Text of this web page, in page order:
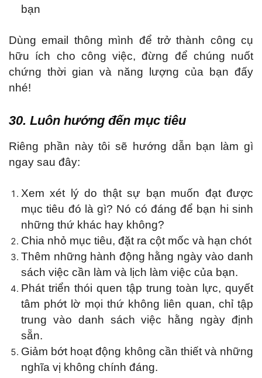
bạn
Dùng email thông mình để trở thành công cụ
hữu ích cho công việc, đừng để chúng nuốt
chứng thời gian và năng lượng của bạn đấy
nhé!
30. Luôn hướng đến mục tiêu
Riêng phần này tôi sẽ hướng dẫn bạn làm gì
ngay sau đây:
Xem xét lý do thật sự bạn muốn đạt được
mục tiêu đó là gì? Nó có đáng để bạn hi sinh
những thứ khác hay không?
Chia nhỏ mục tiêu, đặt ra cột mốc và hạn chót
Thêm những hành động hằng ngày vào danh
sách việc cần làm và lịch làm việc của bạn.
Phát triển thói quen tập trung toàn lực, quyết
tâm phớt lờ mọi thứ không liên quan, chỉ tập
trung vào danh sách việc hằng ngày định
sẵn.
Giảm bớt hoạt động không cần thiết và những
nghĩa vị không chính đáng.